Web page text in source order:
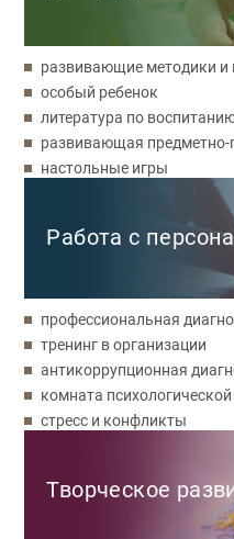
развивающие методики и
особый ребенок
литература по
развивающая предметно-
настольные игры
Работа с
профессиональная
тренинг в организации
антикоррупционная
комната психологической
стресс и конфликты
Творческое